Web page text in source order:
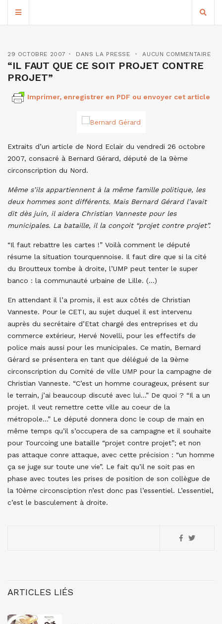
29 OCTOBRE 2007 DANS LA PRESSE AUCUN COMMENTAIRE
“IL FAUT QUE CE SOIT PROJET CONTRE
PROJET”
Imprimer, enregistrer en PDF ou envoyer cet article
Extraits d’un article de Nord Eclair du vendredi 26 octobre
2007, consacré à Bernard Gérard, député de la 9ème
circonscription du Nord.
Même s’ils appartiennent à la même famille politique, les
deux hommes sont différents. Mais Bernard Gérard l’avait
dit dès juin, il aidera Christian Vanneste pour les
municipales. La bataille, il la conçoit “projet contre projet”.
“Il faut rebattre les cartes !” Voilà comment le député
résume la situation tourquennoise. Il faut dire que si la cité
du Broutteux tombe à droite, l’UMP peut tenter le super
banco : la communauté urbaine de Lille. (…)
En attendant il l’a promis, il est aux côtés de Christian
Vanneste. Pour le CETI, au sujet duquel il est intervenu
auprès du secrétaire d’Etat chargé des entreprises et du
commerce extérieur, Hervé Novelli, pour les effectifs de
police mais aussi pour les municipales. Ce matin, Bernard
Gérard se présentera en tant que délégué de la 9ème
circonscription du Comité de ville UMP pour la campagne de
Christian Vanneste. “C’est un homme courageux, présent sur
le terrain, j’ai beaucoup discuté avec lui…” De quoi ? “Il a un
projet. Il veut remettre cette ville au coeur de la
métropole…” Le député donnera donc le coup de main en
même temps qu’il s’occupera de sa campagne et il souhaite
pour Tourcoing une bataille “projet contre projet”; et non
pas attaque conre attaque, avec cette précision : “un homme
ça se juge sur toute une vie”. Le fait qu’il ne soit pas en
phase avec toutes les prises de position de son collègue de
la 10ème circonsciption n’est donc pas l’essentiel. L’essentiel,
c’est le basculement à droite.
ARTICLES LIÉS